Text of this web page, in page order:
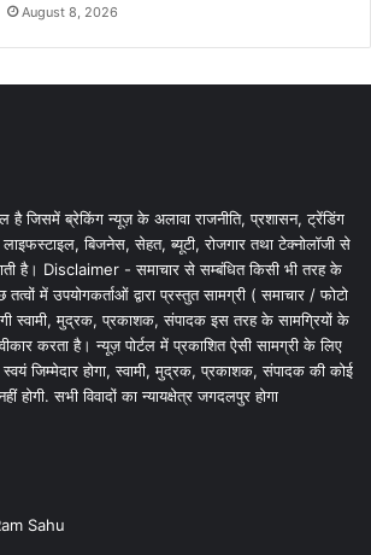
August 8, 2026
है जिसमें ब्रेकिंग न्यूज़ के अलावा राजनीति, प्रशासन, ट्रेंडिंग
बिजनेस, सेहत, ब्यूटी, रोजगार तथा टेक्नोलॉजी से
है। Disclaimer - समाचार से सम्बंधित किसी भी तरह के
में उपयोगकर्ताओं द्वारा प्रस्तुत सामग्री ( समाचार / फोटो
स्वामी, मुद्रक, प्रकाशक, संपादक इस तरह के सामग्रियों के
करता है। न्यूज़ पोर्टल में प्रकाशित ऐसी सामग्री के लिए
जिम्मेदार होगा, स्वामी, मुद्रक, प्रकाशक, संपादक की कोई
होगी. सभी विवादों का न्यायक्षेत्र जगदलपुर होगा
Sahu